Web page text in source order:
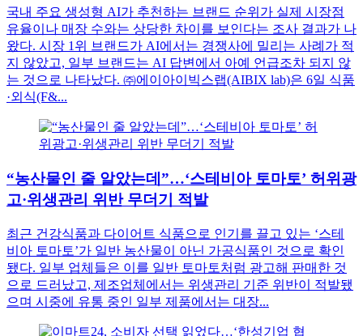
국내 주요 생성형 AI가 추천하는 브랜드 순위가 실제 시장점
유율이나 매장 수와는 상당한 차이를 보인다는 조사 결과가 나
왔다. 시장 1위 브랜드가 AI에서는 경쟁사에 밀리는 사례가 적
지 않았고, 일부 브랜드는 AI 답변에서 아예 언급조차 되지 않
는 것으로 나타났다. ㈜에이아이빅스랩(AIBIX lab)은 6일 식품
·외식(F&...
“농산물인 줄 알았는데”…‘스테비아 토마토’ 허위광
고·위생관리 위반 무더기 적발
최근 건강식품과 다이어트 식품으로 인기를 끌고 있는 ‘스테
비아 토마토’가 일반 농산물이 아닌 가공식품인 것으로 확인
됐다. 일부 업체들은 이를 일반 토마토처럼 광고해 판매한 것
으로 드러났고, 제조업체에서는 위생관리 기준 위반이 적발됐
으며 시중에 유통 중인 일부 제품에서는 대장...